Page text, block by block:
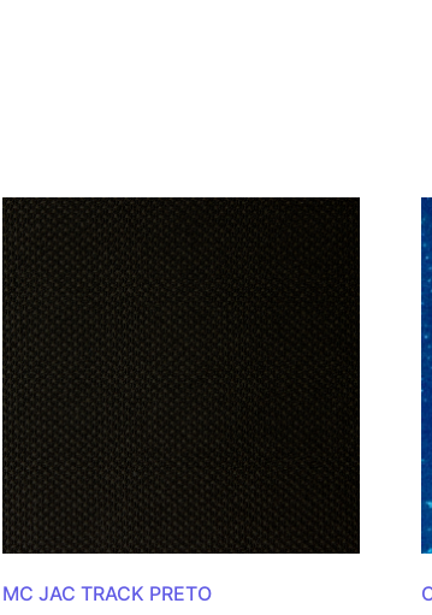
MC JAC TRACK PRETO